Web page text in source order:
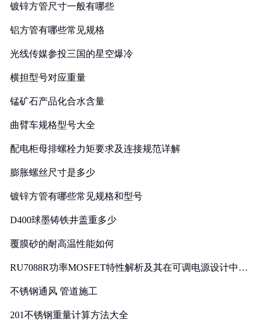
镀锌方管尺寸一般有哪些
铝方管有哪些常见规格
光线传媒参投三国的星空爆冷
横担型号对应重量
锰矿石产品化合水含量
曲臂车规格型号大全
配电柜母排螺栓力矩要求及连接规范详解
膨胀螺丝尺寸是多少
镀锌方管有哪些常见规格和型号
D400球墨铸铁井盖重多少
覆膜砂的耐高温性能如何
RU7088R功率MOSFET特性解析及其在可调电源设计中的
不锈钢通风 管道施工
201不锈钢重量计算方法大全